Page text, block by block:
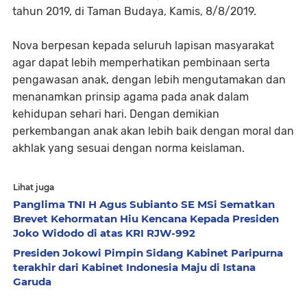
tahun 2019, di Taman Budaya, Kamis, 8/8/2019.
Nova berpesan kepada seluruh lapisan masyarakat
agar dapat lebih memperhatikan pembinaan serta
pengawasan anak, dengan lebih mengutamakan dan
menanamkan prinsip agama pada anak dalam
kehidupan sehari hari. Dengan demikian
perkembangan anak akan lebih baik dengan moral dan
akhlak yang sesuai dengan norma keislaman.
Lihat juga
Panglima TNI H Agus Subianto SE MSi Sematkan
Brevet Kehormatan Hiu Kencana Kepada Presiden
Joko Widodo di atas KRI RJW-992
Presiden Jokowi Pimpin Sidang Kabinet Paripurna
terakhir dari Kabinet Indonesia Maju di Istana
Garuda